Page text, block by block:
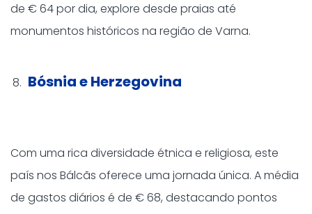
de € 64 por dia, explore desde praias até
monumentos históricos na região de Varna.
Bósnia e Herzegovina
Com uma rica diversidade étnica e religiosa, este
país nos Bálcãs oferece uma jornada única. A média
de gastos diários é de € 68, destacando pontos